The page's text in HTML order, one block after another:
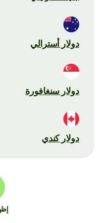
دولار أسترالي
دولار سنغافورة
دولار كندي